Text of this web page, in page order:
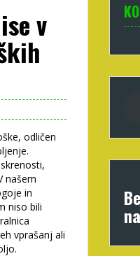
v
odličen
našem
in
niso bili
vprašanj ali